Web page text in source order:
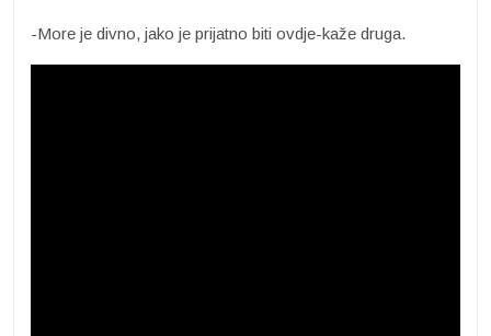
-More je divno, jako je prijatno biti ovdje-kaže druga.